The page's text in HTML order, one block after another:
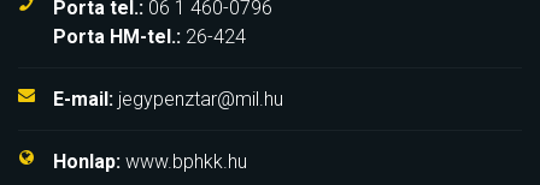
Porta tel.: 06 1 460-0796
Porta HM-tel.: 26-424
E-mail: jegypenztar@mil.hu
Honlap: www.bphkk.hu